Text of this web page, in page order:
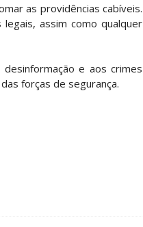
as providências cabíveis.
assim como qualquer
e aos crimes
forças de segurança.